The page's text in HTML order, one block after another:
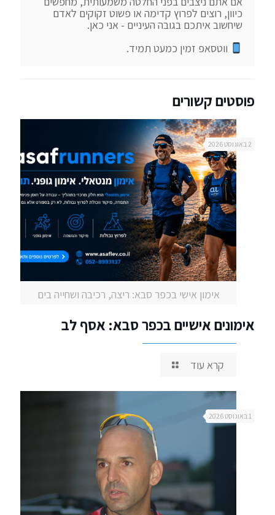
ווטסאפ זמין כמעט תמיד.
פוסטים קשורים
אימון אישי בכפר סבא: ריצה, רכיבה ושחייה בים
2 באוגוסט 2026
אימונים אישיים בכפר סבא: אסף לב
קרא עוד
1 באוגוסט 2026